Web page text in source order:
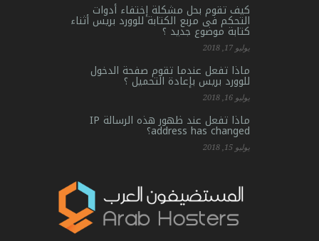
كيف تقوم بحل مشكلة إختفاء أدوات
التحكم فى مربع الكتابة للوورد بريس أثناء
كتابة موضوع جديد ؟
يوليو 17, 2018
ماذا تفعل عندما تقوم صفحة الدخول
للوورد بريس بإعادة التحميل ؟
يوليو 16, 2018
ماذا تفعل عند ظهور هذه الرسالة IP
address has changed؟
يوليو 15, 2018